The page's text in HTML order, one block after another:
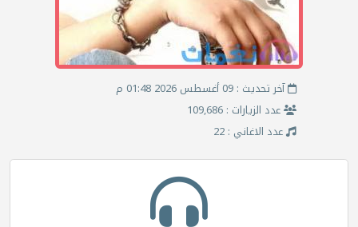
آخر تحديث : 09 أغسطس 2026 01:48 م
عدد الزيارات : 109,686
عدد الاغاني : 22